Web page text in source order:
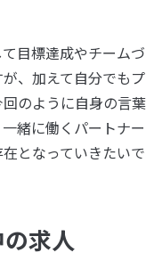
目標達成やチーム
、加えて自分でも
のように自身の言
緒に働くパートナ
となっていきたいで
求人